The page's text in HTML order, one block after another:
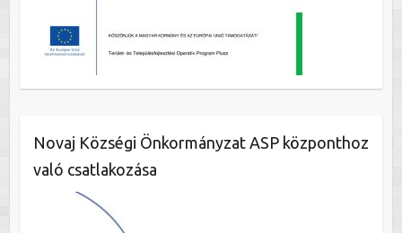
Novaj Községi Önkormányzat ASP központhoz
való csatlakozása